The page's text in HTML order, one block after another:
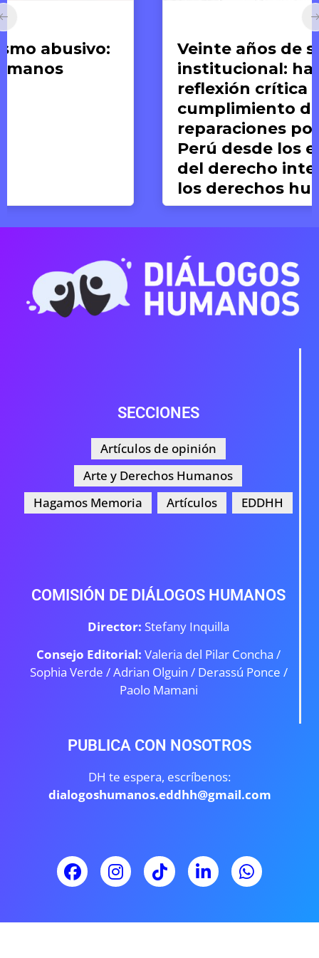
Veinte años de silencio
institucional: hacia una
reflexión crítica del
cumplimiento de las
reparaciones post-CVR en el
Perú desde los estándares
del derecho internacional de
los derechos humanos
SECCIONES
Artículos de opinión
Arte y Derechos Humanos
Hagamos Memoria
Artículos EDDHH
COMISIÓN DE DIÁLOGOS HUMANOS
Director: Stefany Inquilla
Consejo Editorial: Valeria del Pilar Concha /
Sophia Verde /Adrian Olguin / Derassú Ponce /
Paolo Mamani
PUBLICA CON NOSOTROS
DH te espera, escríbenos:
dialogoshumanos.eddhh@gmail.com